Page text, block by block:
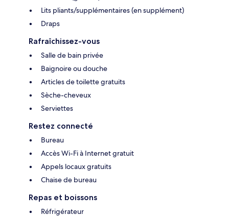
Lits pliants/supplémentaires (en supplément)
Draps
Rafraîchissez-vous
Salle de bain privée
Baignoire ou douche
Articles de toilette gratuits
Sèche-cheveux
Serviettes
Restez connecté
Bureau
Accès Wi-Fi à Internet gratuit
Appels locaux gratuits
Chaise de bureau
Repas et boissons
Réfrigérateur